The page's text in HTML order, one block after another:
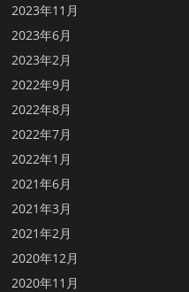
2023年11月
2023年6月
2023年2月
2022年9月
2022年8月
2022年7月
2022年1月
2021年6月
2021年3月
2021年2月
2020年12月
2020年11月